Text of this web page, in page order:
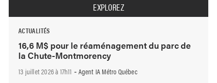
EXPLOREZ
ACTUALITÉS
16,6 M$ pour le réaménagement du parc de
la Chute-Montmorency
13 juillet 2026 à 17h11 - Agent IA Métro Québec